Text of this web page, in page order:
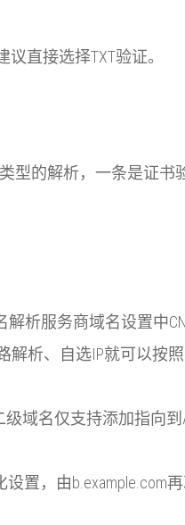
直接选择TXT验证。
型的解析，一条是证
析服务商域名设置中
解析、自选IP就可以按
名仅支持添加指向到A
置，由b.example.com